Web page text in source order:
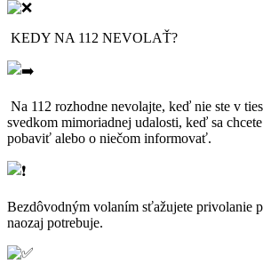
KEDY NA 112 NEVOLAŤ?
Na 112 rozhodne nevolajte, keď nie ste v
svedkom mimoriadnej udalosti, keď sa
pobaviť alebo o niečom informovať.
Bezdôvodným volaním sťažujete privolanie
naozaj potrebuje.